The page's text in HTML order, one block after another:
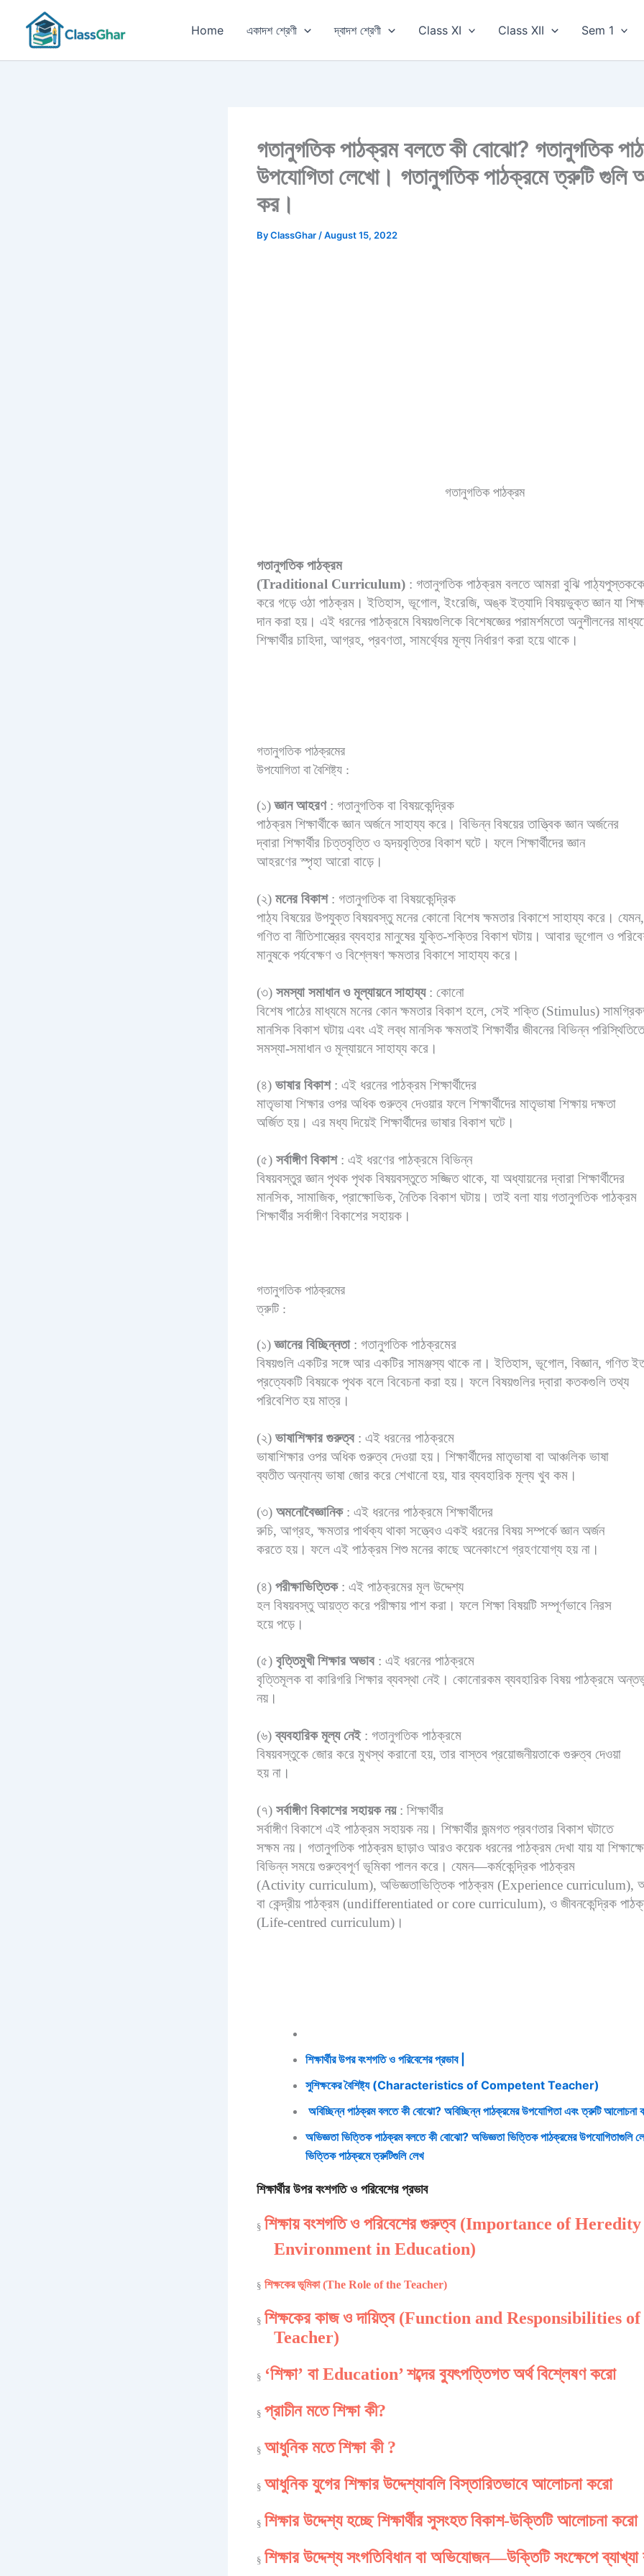
content
Home একাদশ শ্রেণী দ্বাদশ শ্রেণী Class XI Class XII Sem 1
গতানুগতিক পাঠক্রম বলতে কী বোঝো? গতানুগতিক
উপযোগিতা লেখো। গতানুগতিক পাঠক্রমে ত্রুটি গুলি
কর।
ByClassGhar /August 15, 2022
গতানুগতিক পাঠক্রম
গতানুগতিক পাঠক্রম
(Traditional Curriculum) : গতানুগতিক পাঠক্রম বলতে আমরা বুঝি পাঠ্যপুস্তককে
করে গড়ে ওঠা পাঠক্রম। ইতিহাস, ভূগোল, ইংরেজি, অঙ্ক ইত্যাদি বিষয়ভুক্ত জ্ঞান যা
দান করা হয়। এই ধরনের পাঠক্রমে বিষয়গুলিকে বিশেষজ্ঞের পরামর্শমতো অনুশীলনের
শিক্ষার্থীর চাহিদা, আগ্রহ, প্রবণতা, সামর্থ্যের মূল্য নির্ধারণ করা হয়ে থাকে।
গতানুগতিক পাঠক্রমের
উপযোগিতা বা বৈশিষ্ট্য :
(১)জ্ঞান আহরণ: গতানুগতিক বা বিষয়কেন্দ্রিক
পাঠক্রম শিক্ষার্থীকে জ্ঞান অর্জনে সাহায্য করে। বিভিন্ন বিষয়ের তাত্ত্বিক জ্ঞান অর্জনের
দ্বারা শিক্ষার্থীর চিত্তবৃত্তি ও হৃদয়বৃত্তির বিকাশ ঘটে। ফলে শিক্ষার্থীদের জ্ঞান
আহরণের স্পৃহা আরো বাড়ে।
(২) মনের বিকাশ: গতানুগতিক বা বিষয়কেন্দ্রিক
পাঠ্য বিষয়ের উপযুক্ত বিষয়বস্তু মনের কোনো বিশেষ ক্ষমতার বিকাশে সাহায্য করে। যেমন,
গণিত বা নীতিশাস্ত্রের ব্যবহার মানুষের যুক্তি-শক্তির বিকাশ ঘটায়। আবার ভূগোল ও
মানুষকে পর্যবেক্ষণ ও বিশ্লেষণ ক্ষমতার বিকাশে সাহায্য করে।
(৩) সমস্যা সমাধান ও মূল্যায়নে সাহায্য: কোনো
বিশেষ পাঠের মাধ্যমে মনের কোন ক্ষমতার বিকাশ হলে, সেই শক্তি (Stimulus)
মানসিক বিকাশ ঘটায় এবং এই লব্ধ মানসিক ক্ষমতাই শিক্ষার্থীর জীবনের বিভিন্ন পরিস্থিতিতে
সমস্যা-সমাধান ও মূল্যায়নে সাহায্য করে।
(৪) ভাষার বিকাশ: এই ধরনের পাঠক্রম শিক্ষার্থীদের
মাতৃভাষা শিক্ষার ওপর অধিক গুরুত্ব দেওয়ার ফলে শিক্ষার্থীদের মাতৃভাষা শিক্ষায় দক্ষতা
অর্জিত হয়। এর মধ্য দিয়েই শিক্ষার্থীদের ভাষার বিকাশ ঘটে।
(৫) সর্বাঙ্গীণ বিকাশ: এই ধরণের পাঠক্রমে বিভিন্ন
বিষয়বস্তুর জ্ঞান পৃথক পৃথক বিষয়বস্তুতে সজ্জিত থাকে, যা অধ্যায়নের দ্বারা শিক্ষার্থীদের
মানসিক, সামাজিক, প্রাক্ষোভিক, নৈতিক বিকাশ ঘটায়। তাই বলা যায় গতানুগতিক পাঠক্রম
শিক্ষার্থীর সর্বাঙ্গীণ বিকাশের সহায়ক।
গতানুগতিক পাঠক্রমের
ত্রুটি :
(১)জ্ঞানের বিচ্ছিন্নতা: গতানুগতিক পাঠক্রমের
বিষয়গুলি একটির সঙ্গে আর একটির সামঞ্জস্য থাকে না। ইতিহাস, ভূগোল, বিজ্ঞান, গণিত
প্রত্যেকটি বিষয়কে পৃথক বলে বিবেচনা করা হয়। ফলে বিষয়গুলির দ্বারা কতকগুলি তথ্য
পরিবেশিত হয় মাত্র।
(২) ভাষাশিক্ষার গুরুত্ব: এই ধরনের পাঠক্রমে
ভাষাশিক্ষার ওপর অধিক গুরুত্ব দেওয়া হয়। শিক্ষার্থীদের মাতৃভাষা বা আঞ্চলিক ভাষা
ব্যতীত অন্যান্য ভাষা জোর করে শেখানো হয়, যার ব্যবহারিক মূল্য খুব কম।
(৩) অমনোবৈজ্ঞানিক: এই ধরনের পাঠক্রমে শিক্ষার্থীদের
রুচি, আগ্রহ, ক্ষমতার পার্থক্য থাকা সত্ত্বেও একই ধরনের বিষয় সম্পর্কে জ্ঞান অর্জন
করতে হয়। ফলে এই পাঠক্রম শিশু মনের কাছে অনেকাংশে গ্রহণযোগ্য হয় না।
(৪) পরীক্ষাভিত্তিক: এই পাঠক্রমের মূল উদ্দেশ্য
হল বিষয়বস্তু আয়ত্ত করে পরীক্ষায় পাশ করা। ফলে শিক্ষা বিষয়টি সম্পূর্ণভাবে নিরস
হয়ে পড়ে।
(৫) বৃত্তিমুখী শিক্ষার অভাব: এই ধরনের পাঠক্রমে
বৃত্তিমূলক বা কারিগরি শিক্ষার ব্যবস্থা নেই। কোনোরকম ব্যবহারিক বিষয় পাঠক্রমে
নয়।
(৬)ব্যবহারিক মূল্য নেই: গতানুগতিক পাঠক্রমে
বিষয়বস্তুকে জোর করে মুখস্থ করানো হয়, তার বাস্তব প্রয়োজনীয়তাকে গুরুত্ব দেওয়া
হয় না।
(৭) সর্বাঙ্গীণ বিকাশের সহায়ক নয়: শিক্ষার্থীর
সর্বাঙ্গীণ বিকাশে এই পাঠক্রম সহায়ক নয়। শিক্ষার্থীর জন্মগত প্রবণতার বিকাশ ঘটাতে
সক্ষম নয়। গতানুগতিক পাঠক্রম ছাড়াও আরও কয়েক ধরনের পাঠক্রম দেখা যায় যা
বিভিন্ন সময়ে গুরুত্বপূর্ণ ভূমিকা পালন করে। যেমন—কর্মকেন্দ্রিক পাঠক্রম
(Activity curriculum), অভিজ্ঞতাভিত্তিক পাঠক্রম (Experience curriculum),
বা কেন্দ্রীয় পাঠক্রম (undifferentiated or core curriculum), ও জীবনকেন্দ্রিক
(Life-centred curriculum)।
শিক্ষার্থীর উপর বংশগতি ও পরিবেশের প্রভাব |
সুশিক্ষকের বৈশিষ্ট্য (Characteristics of Competent Teacher)
অবিচ্ছিন্ন পাঠক্রম বলতে কী বোঝো? অবিচ্ছিন্ন পাঠক্রমের উপযোগিতা এবং ত্রুটি আলোচনা
অভিজ্ঞতা ভিত্তিক পাঠক্রম বলতে কী বোঝো? অভিজ্ঞতা ভিত্তিক পাঠক্রমের উপযোগিতাগুলি
ভিত্তিক পাঠক্রমে ত্রুটিগুলি লেখ
শিক্ষার্থীর উপর বংশগতি ও পরিবেশের প্রভাব
§ শিক্ষায় বংশগতি ও পরিবেশের গুরুত্ব (Importance of
Environment in Education)
§ শিক্ষকের ভূমিকা (The Role of the Teacher)
§ শিক্ষকের কাজ ও দায়িত্ব (Function and Responsibilities
Teacher)
§ ‘শিক্ষা’ বা Education’ শব্দের ব্যুৎপত্তিগত অর্থ বিশ্লেষণ করো
§ প্রাচীন মতে শিক্ষা কী?
§ আধুনিক মতে শিক্ষা কী ?
§ আধুনিক যুগের শিক্ষার উদ্দেশ্যাবলি বিস্তারিতভাবে আলোচনা করো
§ শিক্ষার উদ্দেশ্য হচ্ছে শিক্ষার্থীর সুসংহত বিকাশ-উক্তিটি আলোচনা করো
§ শিক্ষার উদ্দেশ্য সংগতিবিধান বা অভিযোজন—উক্তিটি সংক্ষেপে